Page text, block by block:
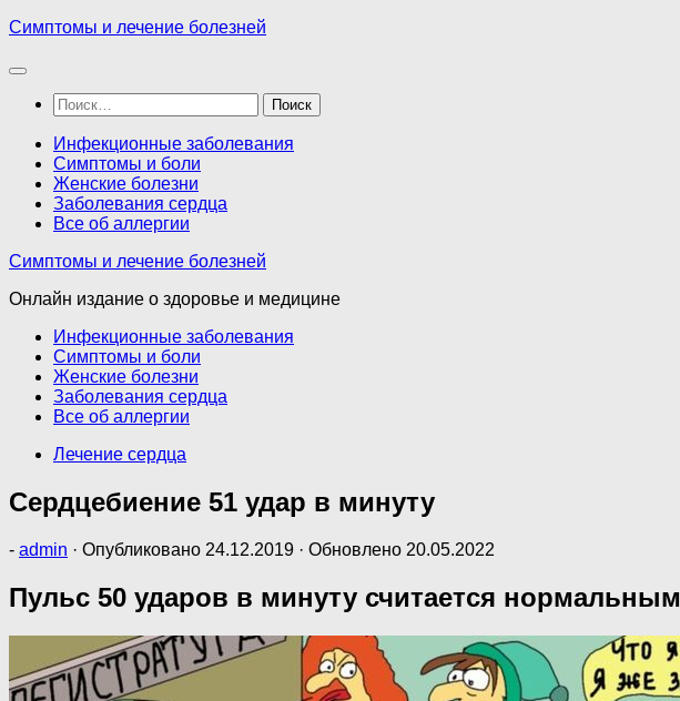
Перейти
содержимому
Симптомы и лечение болезней
Найти:
Инфекционные заболевания
Симптомы и боли
Женские болезни
Заболевания сердца
Все об аллергии
Симптомы и лечение болезней
Онлайн издание о здоровье и медицине
Инфекционные заболевания
Симптомы и боли
Женские болезни
Заболевания сердца
Все об аллергии
Лечение сердца
Сердцебиение 51 удар в минуту
- admin · Опубликовано 24.12.2019 · Обновлено 20.05.2022
Пульс 50 ударов в минуту считается